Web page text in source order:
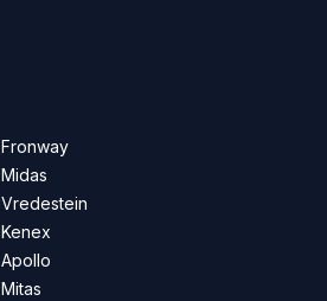
Fronway
Midas
Vredestein
Kenex
Apollo
Mitas